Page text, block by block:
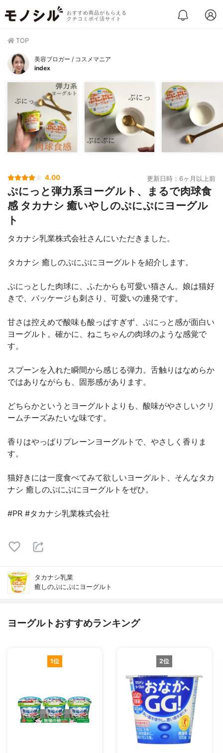
おすすめ商品がもらえる
クチコミポイ活サイト
TOP
美容ブロガー / コスメマニア
index
4.00 更新日時：6ヶ月以上前
ぷにっと弾力系ヨーグルト、まるで肉球食
感 タカナシ 癒いやしのぷにぷにヨーグル
ト
タカナシ乳業株式会社さんにいただきました。
タカナシ 癒しのぷにぷにヨーグルトを紹介します。
ぷにっとした肉球に、ふたからも可愛い猫さん。娘は猫好
きで、パッケージも刺さり、可愛いの連発です。
甘さは控えめで酸味も酸っぱすぎず、ぷにっと感が面白い
ヨーグルト。確かに、ねこちゃんの肉球のような感覚で
す。
スプーンを入れた瞬間から感じる弾力。舌触りはなめらか
ではありながらも、固形感があります。
どちらかというとヨーグルトよりも、酸味がやさしいクリ
ームチーズみたいな味です。
香りはやっぱりプレーンヨーグルトで、やさしく香りま
す。
猫好きには一度食べてみて欲しいヨーグルト、そんなタカ
ナシ 癒しのぷにぷにヨーグルトをぜひ。
#PR #タカナシ乳業株式会社
タカナシ乳業
癒しのぷにぷにヨーグルト
ヨーグルトおすすめランキング
1位 2位